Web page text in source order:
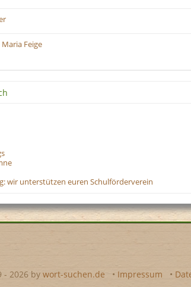
Feige
wir unterstützen euren Schulförderverein
- 2026 by wort-suchen.de • Impressum •